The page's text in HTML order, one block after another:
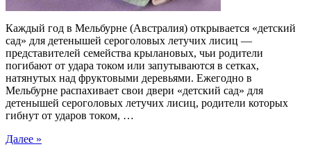
Каждый год в Мельбурне (Австралия) открывается «детский
сад» для детенышей сероголовых летучих лисиц —
представителей семейства крылановых, чьи родители
погибают от удара током или запутываются в сетках,
натянутых над фруктовыми деревьями. Ежегодно в
Мельбурне распахивает свои двери «детский сад» для
детенышей сероголовых летучих лисиц, родители которых
гибнут от ударов током, …
Далее »